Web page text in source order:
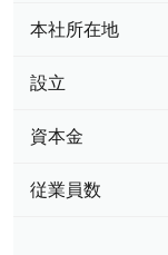
本社所在地
設立
資本金
従業員数